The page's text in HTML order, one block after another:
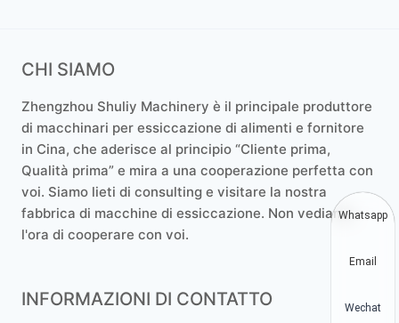
CHI SIAMO
Zhengzhou Shuliy Machinery è il principale produttore
di macchinari per essiccazione di alimenti e fornitore
in Cina, che aderisce al principio “Cliente prima,
Qualità prima” e mira a una cooperazione perfetta con
voi. Siamo lieti di consulting e visitare la nostra
fabbrica di macchine di essiccazione. Non vediamo
l'ora di cooperare con voi.
INFORMAZIONI DI CONTATTO
Whatsapp
Email
Wechat